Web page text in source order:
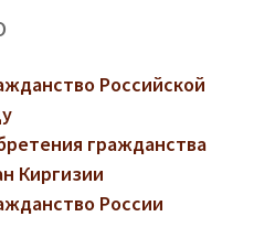
Российской
гражданства
Киргизии
России